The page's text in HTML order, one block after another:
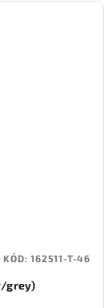
grey)
KÓD:162511-T-46